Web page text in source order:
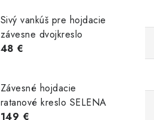
Sivý vankúš pre hojdacie
závesne dvojkreslo
48 €
Závesné hojdacie
ratanové kreslo SELENA
149 €